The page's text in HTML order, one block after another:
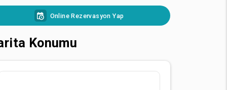
Online Rezervasyon Yap
Konumu